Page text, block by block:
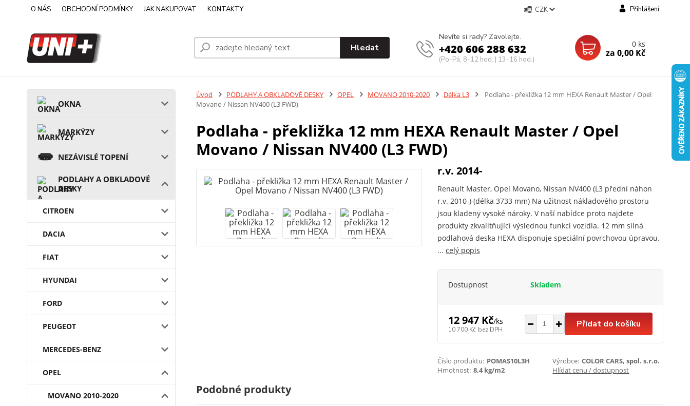
O NÁS OBCHODNÍ PODMÍNKY JAK NAKUPOVAT KONTAKTY CZK Přihlášení
Hledat
Nevíte si rady? Zavolejte.
+420 606 288 632
(Po-Pá, 8-12 hod. | 13-16 hod.)
0 ks
za 0,00 Kč
OKNA
MARKÝZY
NEZÁVISLÉ TOPENÍ
PODLAHY A OBKLADOVÉ
DESKY
CITROEN
DACIA
FIAT
HYUNDAI
FORD
PEUGEOT
MERCEDES-BENZ
OPEL
MOVANO 2010-2020
Úvod PODLAHY A OBKLADOVÉ DESKY OPEL MOVANO 2010-2020 Délka L3
Podlaha - překližka 12 mm HEXA Renault Master / Opel
Movano / Nissan NV400 (L3 FWD)
Podlaha - překližka 12 mm HEXA Renault Master / Opel
Movano / Nissan NV400 (L3 FWD)
r.v. 2014-
Renault Master, Opel Movano, Nissan NV400 (L3 přední náhon
r.v. 2010-) (délka 3733 mm) Na užitnost nákladového prostoru
jsou kladeny vysoké nároky. V naší nabídce proto najdete
produkty zkvalitňující výslednou funkci vozidla. 12 mm silná
podlahová deska HEXA disponuje speciální povrchovou úpravou.
... celý popis
Dostupnost Skladem
12 947 Kč/ks
10 700 Kč bez DPH Přidat do košíku
Číslo produktu: POMAS10L3H Výrobce: COLOR CARS, spol. s.r.o.
Hmotnost: 8,4 kg/m2 Hlídat cenu / dostupnost
Podobné produkty